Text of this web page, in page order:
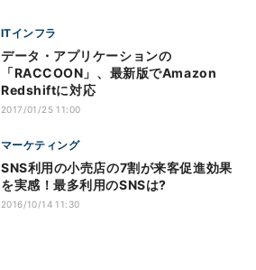
ITインフラ
データ・アプリケーションの
「RACCOON」、最新版でAmazon
Redshiftに対応
2017/01/25 11:00
マーケティング
SNS利用の小売店の7割が来客促進効果
を実感！最多利用のSNSは?
2016/10/14 11:30